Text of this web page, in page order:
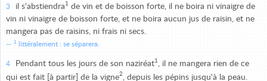
3 il s'abstiendra 1 de vin et de boisson forte, il ne boira ni vinaigre de
vin ni vinaigre de boisson forte, et ne boira aucun jus de raisin, et ne
mangera pas de raisins, ni frais ni secs.
1 littéralement : se séparera.
4 Pendant tous les jours de son naziréat1
, il ne mangera rien de ce
qui est fait [à partir] de la vigne2 , depuis les pépins jusqu'à la peau.